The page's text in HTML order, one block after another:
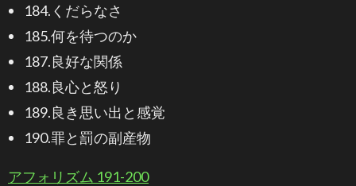
184.くだらなさ
185.何を待つのか
187.良好な関係
188.良心と怒り
189.良き思い出と感覚
190.罪と罰の副産物
アフォリズム 191-200